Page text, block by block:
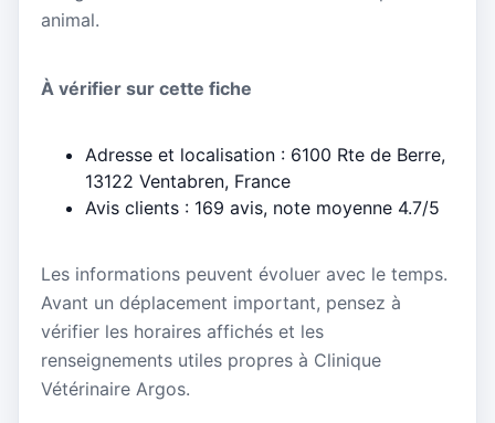
animal.
À vérifier sur cette fiche
Adresse et localisation : 6100 Rte de Berre,
13122 Ventabren, France
Avis clients : 169 avis, note moyenne 4.7/5
Les informations peuvent évoluer avec le temps.
Avant un déplacement important, pensez à
vérifier les horaires affichés et les
renseignements utiles propres à Clinique
Vétérinaire Argos.